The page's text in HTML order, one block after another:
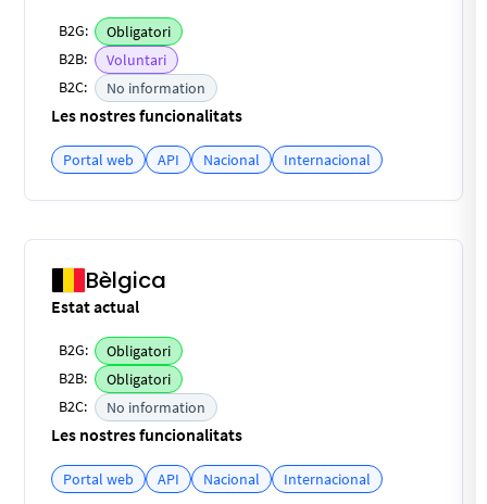
B2G:
Obligatori
B2B:
Voluntari
B2C:
No information
Les nostres funcionalitats
Portal web API Nacional Internacional
Bèlgica
Estat actual
B2G:
Obligatori
B2B:
Obligatori
B2C:
No information
Les nostres funcionalitats
Portal web API Nacional Internacional